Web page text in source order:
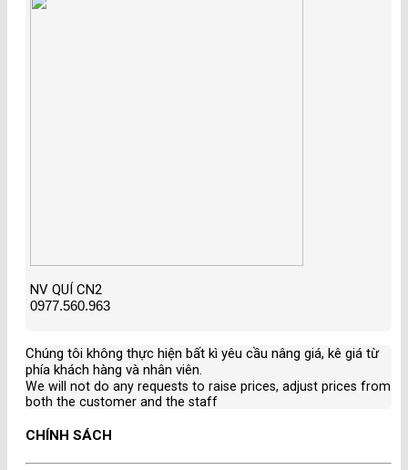
NV QUÍ CN2
0977.560.963
Chúng tôi không thực hiện bất kì yêu cầu nâng giá, kê giá từ
phía khách hàng và nhân viên.
We will not do any requests to raise prices, adjust prices from
both the customer and the staff
CHÍNH SÁCH